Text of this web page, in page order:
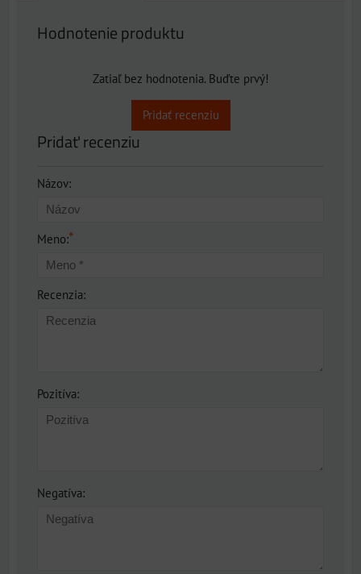
Hodnotenie produktu
Zatiaľ bez hodnotenia. Buďte prvý!
Pridať recenziu
Pridať recenziu
Názov:
Meno:*
Recenzia:
Pozitíva:
Negatíva: